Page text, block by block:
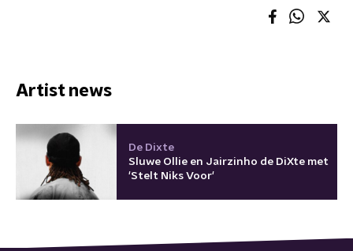
Artist news
De Dixte
Sluwe Ollie en Jairzinho de DiXte met
'Stelt Niks Voor'